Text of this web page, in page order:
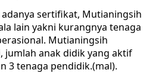
sertifikat, Mutianingsih
lain yakni kurangnya tenaga
Mutianingsih
jumlah anak didik yang aktif
3 tenaga pendidik.(mal).